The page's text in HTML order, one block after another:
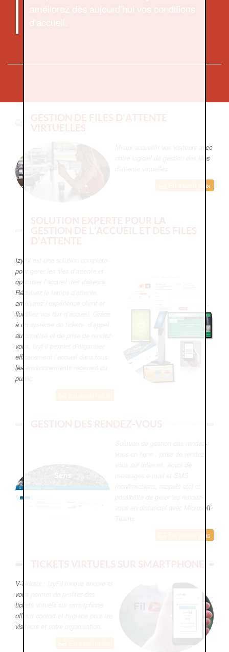
améliorez dès aujourd'hui vos conditions
d'accueil.
GESTION DE FILES D'ATTENTE
VIRTUELLES
Mieux accueillir vos visiteurs avec
notre logiciel de gestion des files
En savoir plus
SOLUTION EXPERTE POUR LA
GESTION DE L’ACCUEIL ET DES FILES
D’ATTENTE
IzyFil est une solution complète
pour gérer les files d’attente et
optimiser l’accueil des visiteurs.
Réduisez le temps d’attente,
améliorez l’expérience client et
fluidifiez vos flux d’accueil. Grâce
à un système de tickets, d’appel
automatisé et de prise de rendez-
vous, IzyFil permet d’organiser
efficacement l’accueil dans tous
les environnements recevant du
public.
GESTION DES RENDEZ-VOUS
Solution de gestion des rendez-
vous en distanciel avec Microsoft
En savoir plus
TICKETS VIRTUELS SUR SMARTPHONE
V-Tickets : IzyFil innove encore et
vous permet de profiter des
tickets virtuels sur smartphone
offrant confort et hygiène pour les
visiteurs et votre organisation.